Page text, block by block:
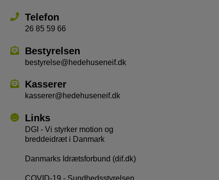
Telefon
26 85 59 66
Bestyrelsen
bestyrelse@hedehuseneif.dk
Kasserer
kasserer@hedehuseneif.dk
Links
DGI - Vi styrker motion og
breddeidræt i Danmark
Danmarks Idrætsforbund (dif.dk)
COVID-19 - Sundhedsstyrelsen